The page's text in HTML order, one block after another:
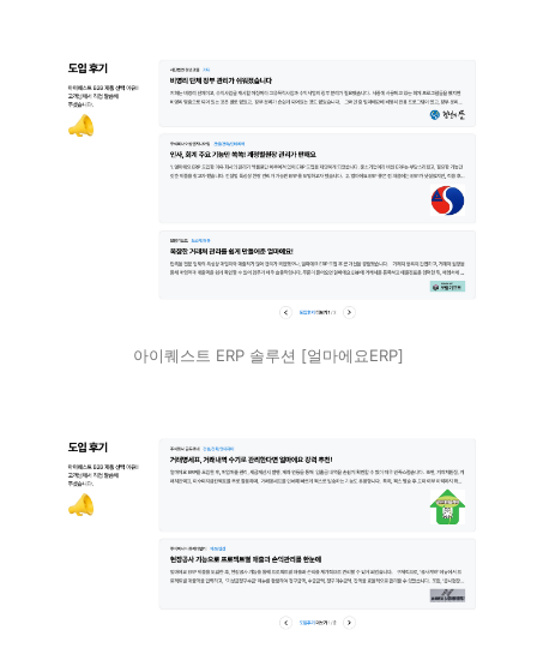
아이퀘스트 ERP 솔루션 [얼마에요ERP]